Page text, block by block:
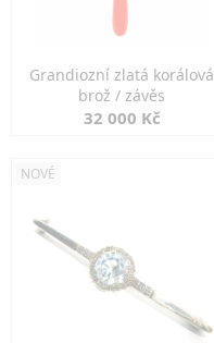
Grandiozní zlatá korálová
brož / závěs
32 000 Kč
NOVÉ